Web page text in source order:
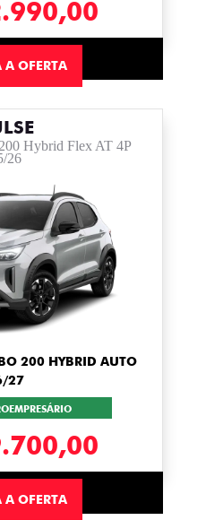
A OFERTA
Hybrid Flex AT 4P
26
200 HYBRID AUTO
27
A OFERTA